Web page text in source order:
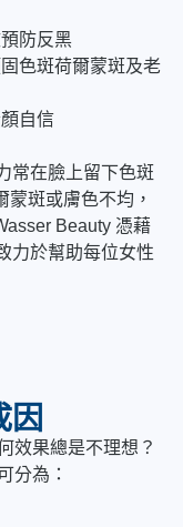
防反黑
色斑荷爾蒙斑及老
自信
常在臉上留下色斑
斑或膚色不均，
Beauty 憑藉
力於幫助每位女性
因
效果總是不理想？
分為：